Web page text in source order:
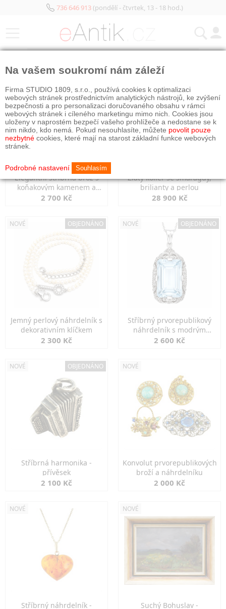
736 646 913(pondělí - čtvrtek, 13 - 18 hod.)
Elegantní stříbrná brož s
koňakovým kamenem a
markazity
2 700 Kč
Zlatý kolier se smaragdy,
brilianty a perlou
28 900 Kč
NOVÉ OBJEDNÁNO
Jemný perlový náhrdelník s
dekorativním klíčkem
2 300 Kč
NOVÉ OBJEDNÁNO
Stříbrný prvorepublikový
náhrdelník s modrým
spinelem
2 600 Kč
NOVÉ OBJEDNÁNO
Stříbrná harmonika -
přívěsek
2 100 Kč
NOVÉ
Konvolut prvorepublikových
broží a náhrdelníku
2 000 Kč
NOVÉ
Stříbrný náhrdelník -
NOVÉ
Suchý Bohuslav -
Na vašem soukromí nám záleží
Firma STUDIO 1809, s.r.o., používá cookies k optimalizaci
webových stránek prostřednictvím analytických nástrojů, ke zvýšení
bezpečnosti a pro personalizaci doručovaného obsahu v rámci
webových stránek i cíleného marketingu mimo nich. Cookies jsou
uloženy v naprostém bezpečí vašeho prohlížeče a nedostane se k
nim nikdo, kdo nemá. Pokud nesouhlasíte, můžete povolit pouze
nezbytné cookies, které mají na starost základní funkce webových
stránek.
Podrobné nastavení Souhlasím